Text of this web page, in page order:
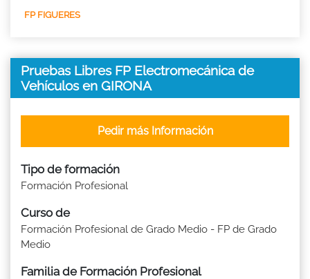
FP FIGUERES
Pruebas Libres FP Electromecánica de
Vehículos en GIRONA
Tipo de formación
Formación Profesional
Curso de
Formación Profesional de Grado Medio - FP de Grado
Medio
Familia de Formación Profesional
Pedir más Información